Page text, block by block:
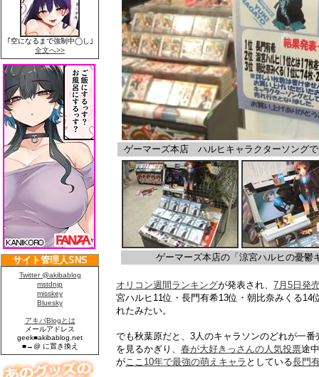
ゲーマーズ本店 ハルヒキャラクターソング
ゲーマーズ本店の「涼宮ハルヒの憂鬱
オリコン週間ランキングが発表され、 7月5日発
宮ハルヒ11位・長門有希13位・朝比奈みくる14
れたみたい。
でも秋葉原だと、3人のキャラソンのどれが一
を見るかぎり、 春が大好きっさんの人気投票途
がここ10年で最強の萌えキャラ としている長門